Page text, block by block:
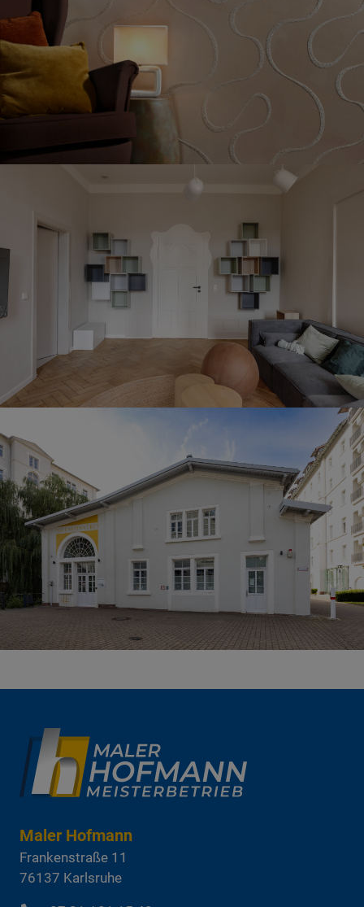
Maler Hofmann
Frankenstraße 11
76137 Karlsruhe